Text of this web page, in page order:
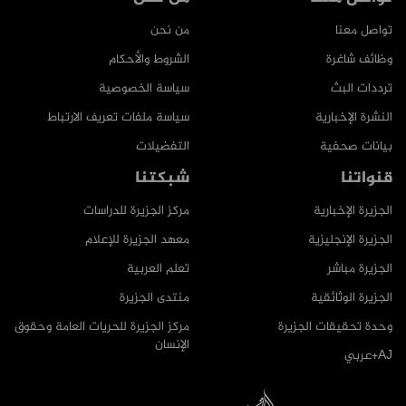
من نحن
الشروط والأحكام
سياسة الخصوصية
سياسة ملفات تعريف الارتباط
التفضيلات
تواصل معنا
وظائف شاغرة
ترددات البث
النشرة الإخبارية
بيانات صحفية
شبكتنا
مركز الجزيرة للدراسات
معهد الجزيرة للإعلام
تعلم العربية
منتدى الجزيرة
مركز الجزيرة للحريات العامة وحقوق
الإنسان
قنواتنا
الجزيرة الإخبارية
الجزيرة الإنجليزية
الجزيرة مباشر
الجزيرة الوثائقية
وحدة تحقيقات الجزيرة
AJ+عربي